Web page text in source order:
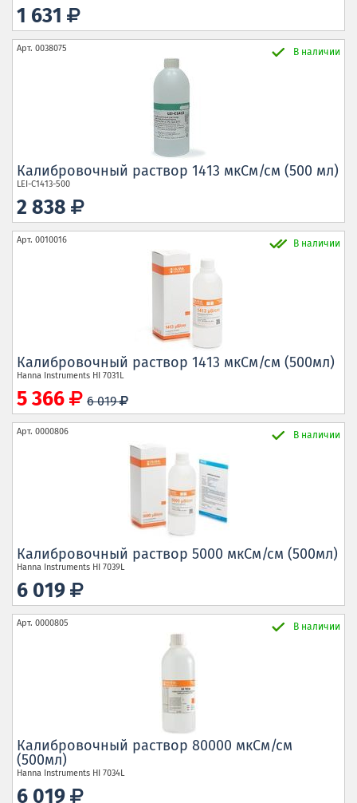
1 631
Арт. 0038075 В наличии
Калибровочный раствор 1413 мкСм/см (500 мл)
LEI-C1413-500
2 838
Арт. 0010016 В наличии
Калибровочный раствор 1413 мкСм/см (500мл)
Hanna Instruments HI 7031L
5 366 6 019
Арт. 0000806 В наличии
Калибровочный раствор 5000 мкСм/см (500мл)
Hanna Instruments HI 7039L
6 019
Арт. 0000805 В наличии
Калибровочный раствор 80000 мкСм/см
(500мл)
Hanna Instruments HI 7034L
6 019